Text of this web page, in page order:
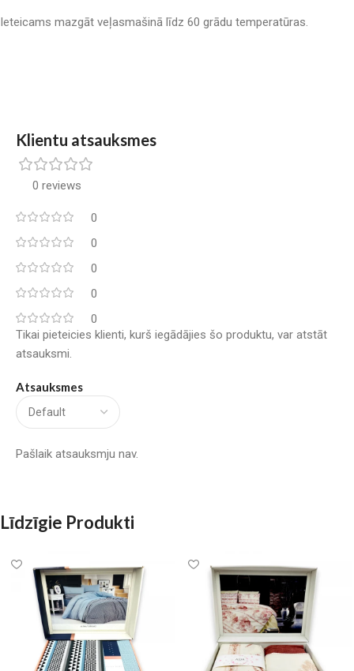
Ieteicams mazgāt veļasmašinā līdz 60 grādu temperatūras.
Klientu atsauksmes
0 reviews
0
0
0
0
0
Atsauksmes
Pašlaik atsauksmju nav.
Tikai pieteicies klienti, kurš iegādājies šo produktu, var atstāt
atsauksmi.
Līdzīgie Produkti